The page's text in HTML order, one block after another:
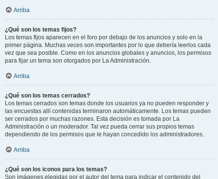
Arriba
¿Qué son los temas fijos?
Los temas fijos aparecen en el foro por debajo de los anuncios y solo en la
primer página. Muchas veces son importantes por lo que debería leerlos cada
vez que sea posible. Como en los anuncios globales y anuncios, los permisos
para fijar un tema son otorgados por La Administración.
Arriba
¿Qué son los temas cerrados?
Los temas cerrados son temas donde los usuarios ya no pueden responder y
las encuestas allí contenidas terminaron automáticamente. Los temas pueden
ser cerrados por muchas razones. Esta decisión es tomada por La
Administración o un moderador. Tal vez pueda cerrar sus propios temas
dependiendo de los permisos que le hayan concedido los administradores.
Arriba
¿Qué son los iconos para los temas?
Son imágenes elegidas por el autor del tema para indicar el contenido del